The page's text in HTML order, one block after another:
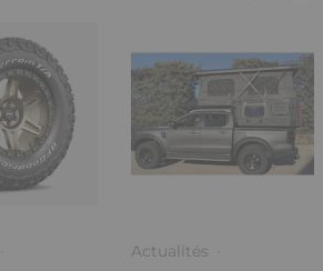
·
Actualités ·